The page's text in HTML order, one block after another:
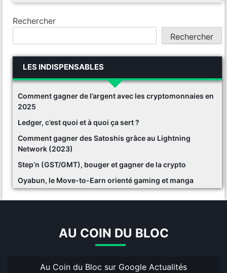
Rechercher
Rechercher
LES INDISPENSABLES
Comment gagner de l’argent avec les cryptomonnaies en
2025
Ledger, c’est quoi et à quoi ça sert ?
Comment gagner des Satoshis grâce au Lightning
Network (2023)
Step’n (GST/GMT), bouger et gagner de la crypto
Oyabun, le Move-to-Earn orienté gaming et manga
AU COIN DU BLOC
Au Coin du Bloc sur Google Actualités